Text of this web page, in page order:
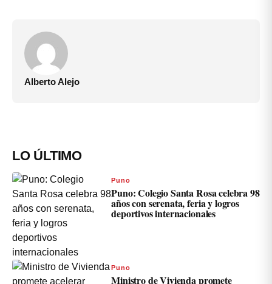
Alberto Alejo
LO ÚLTIMO
Puno
Puno: Colegio Santa Rosa celebra 98
años con serenata, feria y logros
deportivos internacionales
Puno
Ministro de Vivienda promete